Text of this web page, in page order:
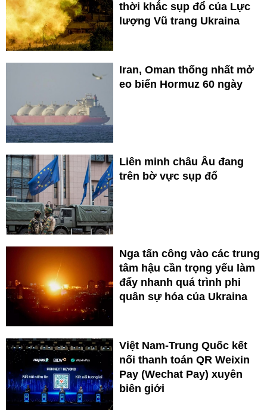
thời khắc sụp đổ của Lực
lượng Vũ trang Ukraina
Iran, Oman thống nhất mở
eo biển Hormuz 60 ngày
Liên minh châu Âu đang
trên bờ vực sụp đổ
Nga tấn công vào các trung
tâm hậu cần trọng yếu làm
đẩy nhanh quá trình phi
quân sự hóa của Ukraina
Việt Nam-Trung Quốc kết
nối thanh toán QR Weixin
Pay (Wechat Pay) xuyên
biên giới